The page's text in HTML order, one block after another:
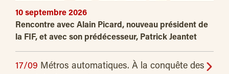
10 septembre 2026
Rencontre avec Alain Picard, nouveau président de
la FIF, et avec son prédécesseur, Patrick Jeantet
17/09 Métros automatiques. À la conquête des